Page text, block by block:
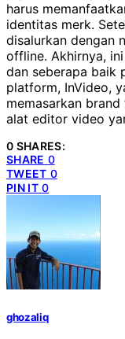
harus
identitas merk.
disalurkan dengan
offline. Akhirnya,
dan seberapa baik
platform, InVideo,
memasarkan
alat editor video
0 SHARES:
SHARE 0
TWEET 0
PIN IT 0
ghozaliq